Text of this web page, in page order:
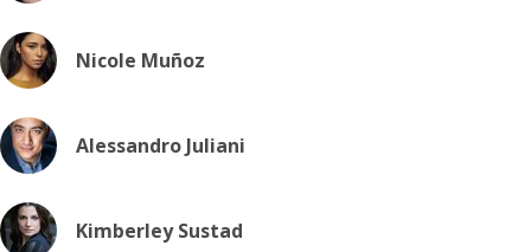
Nicole Muñoz
Alessandro Juliani
Kimberley Sustad